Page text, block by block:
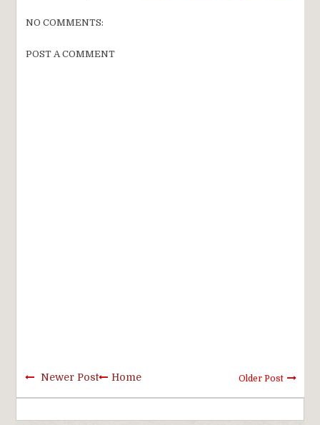
NO COMMENTS:
POST A COMMENT
Newer Post Older Post
Home